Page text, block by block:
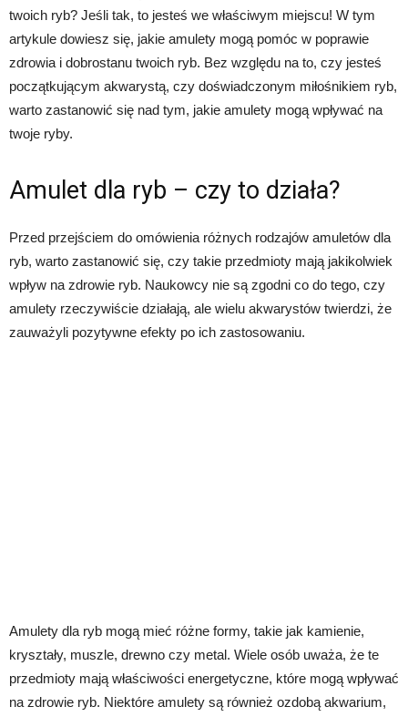
twoich ryb? Jeśli tak, to jesteś we właściwym miejscu! W tym
artykule dowiesz się, jakie amulety mogą pomóc w poprawie
zdrowia i dobrostanu twoich ryb. Bez względu na to, czy jesteś
początkującym akwarystą, czy doświadczonym miłośnikiem ryb,
warto zastanowić się nad tym, jakie amulety mogą wpływać na
twoje ryby.
Amulet dla ryb – czy to działa?
Przed przejściem do omówienia różnych rodzajów amuletów dla
ryb, warto zastanowić się, czy takie przedmioty mają jakikolwiek
wpływ na zdrowie ryb. Naukowcy nie są zgodni co do tego, czy
amulety rzeczywiście działają, ale wielu akwarystów twierdzi, że
zauważyli pozytywne efekty po ich zastosowaniu.
Amulety dla ryb mogą mieć różne formy, takie jak kamienie,
kryształy, muszle, drewno czy metal. Wiele osób uważa, że te
przedmioty mają właściwości energetyczne, które mogą wpływać
na zdrowie ryb. Niektóre amulety są również ozdobą akwarium,